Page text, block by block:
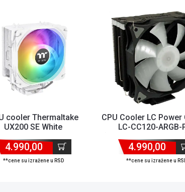
cooler Thermaltake
UX200 SE White
170W
4.990,00
**cene su izražene u RSD
CPU Cooler LC Power
LC-CC120-ARGB-
4.990,00
**cene su izražene u